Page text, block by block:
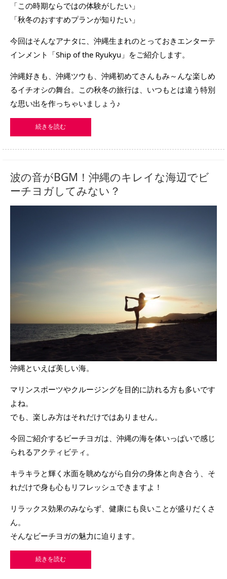
「この時期ならではの体験がしたい」
「秋冬のおすすめプランが知りたい」
今回はそんなアナタに、沖縄生まれのとっておきエンターテ
インメント「Ship of the Ryukyu」をご紹介します。
沖縄好きも、沖縄ツウも、沖縄初めてさんもみ～んな楽しめ
るイチオシの舞台。この秋冬の旅行は、いつもとは違う特別
な思い出を作っちゃいましょう♪
続きを読む
波の音がBGM！沖縄のキレイな海辺でビ
ーチヨガしてみない？
沖縄といえば美しい海。
マリンスポーツやクルージングを目的に訪れる方も多いです
よね。
でも、楽しみ方はそれだけではありません。
今回ご紹介するビーチヨガは、沖縄の海を体いっぱいで感じ
られるアクティビティ。
キラキラと輝く水面を眺めながら自分の身体と向き合う、そ
れだけで身も心もリフレッシュできますよ！
リラックス効果のみならず、健康にも良いことが盛りだくさ
ん。
そんなビーチヨガの魅力に迫ります。
続きを読む